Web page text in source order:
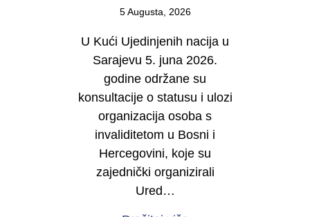
5 Augusta, 2026
U Kući Ujedinjenih nacija u
Sarajevu 5. juna 2026.
godine održane su
konsultacije o statusu i ulozi
organizacija osoba s
invaliditetom u Bosni i
Hercegovini, koje su
zajednički organizirali
Ured…